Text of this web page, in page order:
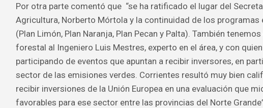
Por otra parte comentó que “se ha ratificado el lugar del
Agricultura, Norberto Mórtola y la continuidad de los programas
(Plan Limón, Plan Naranja, Plan Pecan y Palta). También tenemos
forestal al Ingeniero Luis Mestres, experto en el área, y con
participando de eventos que apuntan a recibir inversores, en
sector de las emisiones verdes. Corrientes resultó muy bien
recibir inversiones de la Unión Europea en una evaluación que
favorables para ese sector entre las provincias del Norte